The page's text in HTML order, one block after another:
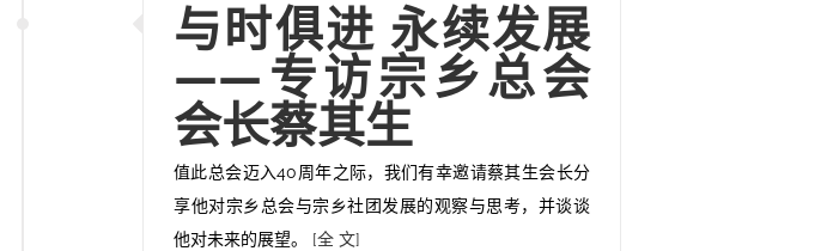
与时俱进 永续发展
——专访宗乡总会
会长蔡其生
值此总会迈入40周年之际，我们有幸邀请蔡其生会长分
享他对宗乡总会与宗乡社团发展的观察与思考，并谈谈
他对未来的展望。 [全 文]